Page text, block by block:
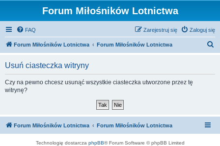
Forum Miłośników Lotnictwa
FAQ Zaloguj się
Zarejestruj się
Forum Miłośników Lotnictwa Forum Miłośników Lotnictwa
Usuń ciasteczka witryny
Czy na pewno chcesz usunąć wszystkie ciasteczka utworzone przez tę
witrynę?
Forum Miłośników Lotnictwa Forum Miłośników Lotnictwa
Technologię dostarcza phpBB® Forum Software © phpBB Limited